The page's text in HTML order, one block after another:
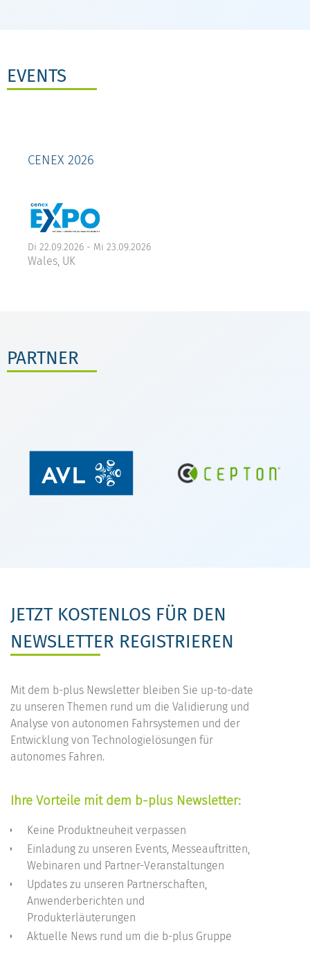
EVENTS
CENEX 2026
Di 22.09.2026 - Mi 23.09.2026
Wales, UK
PARTNER
JETZT KOSTENLOS FÜR DEN
NEWSLETTER REGISTRIEREN
Mit dem b-plus Newsletter bleiben Sie up-to-date
zu unseren Themen rund um die Validierung und
Analyse von autonomen Fahrsystemen und der
Entwicklung von Technologielösungen für
autonomes Fahren.
Ihre Vorteile mit dem b-plus Newsletter:
Keine Produktneuheit verpassen
Einladung zu unseren Events, Messeauftritten,
Webinaren und Partner-Veranstaltungen
Updates zu unseren Partnerschaften,
Anwenderberichten und
Produkterläuterungen
Aktuelle News rund um die b-plus Gruppe